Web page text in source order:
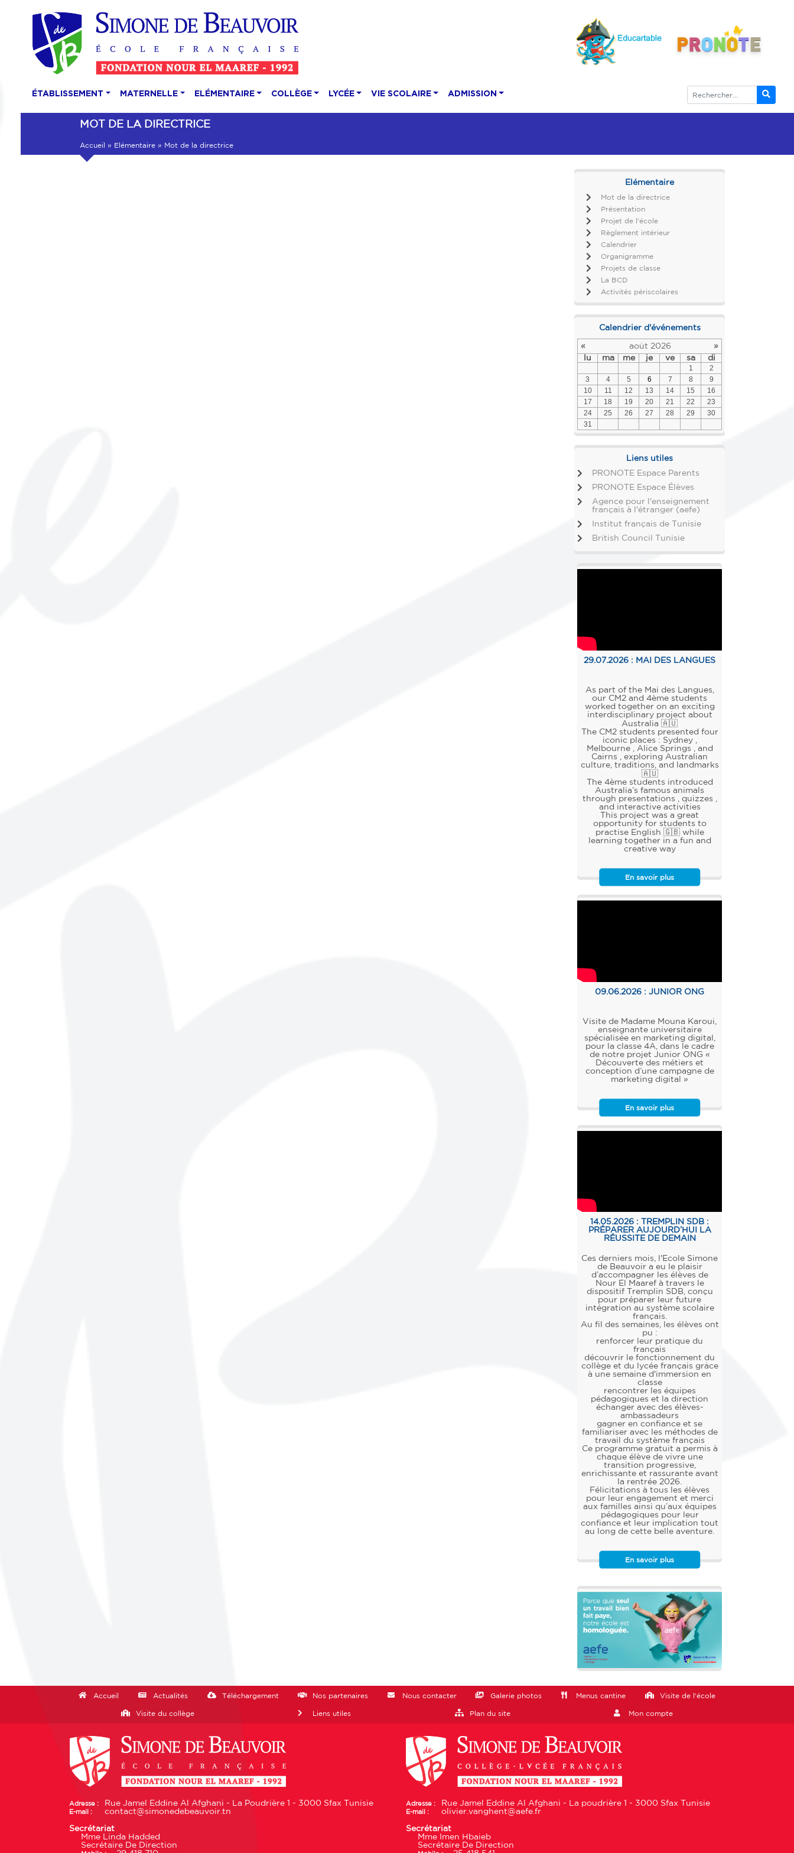
ÉTABLISSEMENT MATERNELLE ELÉMENTAIRE COLLÈGE LYCÉE VIE SCOLAIRE ADMISSION
MOT DE LA DIRECTRICE
Accueil » Elémentaire» Mot de la directrice
Elémentaire
Mot de la directrice
Présentation
Projet de l'école
Règlement intérieur
Calendrier
Organigramme
Projets de classe
La BCD
Activités périscolaires
Calendrier d'événements
« août 2026
»
lu
ma me je ve sa
di
1
2
3
4 5 6 7 8
9
10
11 12 13 14 15
16
17
18 19 20 21 22
23
24
25 26 27 28 29
30
31
Liens utiles
PRONOTE Espace Parents
PRONOTE Espace Élèves
Agence pour l'enseignement
français à l'étranger (aefe)
Institut français de Tunisie
British Council Tunisie
29.07.2026 : MAI DES LANGUES
As part of the Mai des Langues,
our CM2 and 4ème students
worked together on an exciting
interdisciplinary project about
Australia 🇦🇺
The CM2 students presented four
iconic places : Sydney ,
Melbourne , Alice Springs , and
Cairns , exploring Australian
culture, traditions, and landmarks
🇦🇺
The 4ème students introduced
Australia’s famous animals
through presentations , quizzes ,
and interactive activities
This project was a great
opportunity for students to
practise English 🇬🇧 while
learning together in a fun and
creative way
En savoir plus
09.06.2026 : JUNIOR ONG
Visite de Madame Mouna Karoui,
enseignante universitaire
spécialisée en marketing digital,
pour la classe 4A, dans le cadre
de notre projet Junior ONG «
Découverte des métiers et
conception d’une campagne de
marketing digital »
En savoir plus
14.05.2026 : TREMPLIN SDB :
PRÉPARER AUJOURD’HUI LA
RÉUSSITE DE DEMAIN
Ces derniers mois, l'Ecole Simone
de Beauvoir a eu le plaisir
d’accompagner les élèves de
Nour El Maaref à travers le
dispositif Tremplin SDB, conçu
pour préparer leur future
intégration au système scolaire
français.
Au fil des semaines, les élèves ont
pu :
renforcer leur pratique du
français
découvrir le fonctionnement du
collège et du lycée français grâce
à une semaine d'immersion en
classe
rencontrer les équipes
pédagogiques et la direction
échanger avec des élèves-
ambassadeurs
gagner en confiance et se
familiariser avec les méthodes de
travail du système français
Ce programme gratuit a permis à
chaque élève de vivre une
transition progressive,
enrichissante et rassurante avant
la rentrée 2026.
Félicitations à tous les élèves
pour leur engagement et merci
aux familles ainsi qu’aux équipes
pédagogiques pour leur
confiance et leur implication tout
au long de cette belle aventure.
En savoir plus
Accueil Actualités Téléchargement Nos partenaires Nous contacter Galerie photos Menus cantine Visite de l'école
Visite du collège Liens utiles Plan du site Mon compte
Adresse : Rue Jamel Eddine Al Afghani - La Poudrière 1 - 3000 Sfax Tunisie
E-mail : contact@simonedebeauvoir.tn
Secrétariat
Mme Linda Hadded
Secrétaire De Direction
Adresse : Rue Jamel Eddine Al Afghani - La poudrière 1 - 3000 Sfax Tunisie
E-mail : olivier.vanghent@aefe.fr
Secrétariat
Mme Imen Hbaieb
Secrétaire De Direction